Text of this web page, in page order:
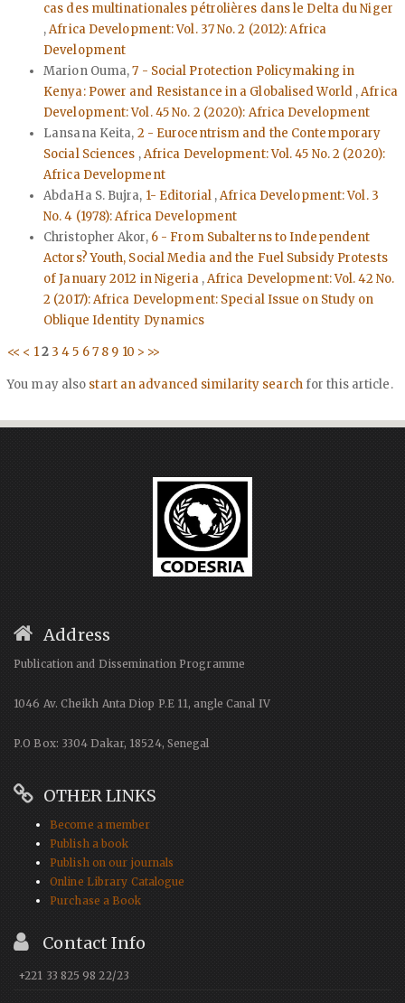
cas des multinationales pétrolières dans le Delta du Niger
,Africa Development: Vol. 37 No. 2 (2012): Africa
Development
Marion Ouma,7 - Social Protection Policymaking in
Kenya: Power and Resistance in a Globalised World ,Africa
Development: Vol. 45 No. 2 (2020): Africa Development
Lansana Keita, 2 - Eurocentrism and the Contemporary
Social Sciences ,Africa Development: Vol. 45 No. 2 (2020):
Africa Development
AbdaHa S. Bujra, 1- Editorial ,Africa Development: Vol. 3
No. 4 (1978): Africa Development
Christopher Akor, 6 - From Subalterns to Independent
Actors? Youth, Social Media and the Fuel Subsidy Protests
of January 2012 in Nigeria ,Africa Development: Vol. 42 No.
2 (2017): Africa Development: Special Issue on Study on
Oblique Identity Dynamics
<< < 12 3 4 5 67 8 9 10 > >>
You may also start an advanced similarity searchfor this article.
Address
Publication and Dissemination Programme
1046 Av. Cheikh Anta Diop P.E 11, angle Canal IV
P.O Box: 3304 Dakar, 18524, Senegal
OTHER LINKS
Become a member
Publish a book
Publish on our journals
Online Library Catalogue
Purchase a Book
Contact Info
+221 33 825 98 22/23